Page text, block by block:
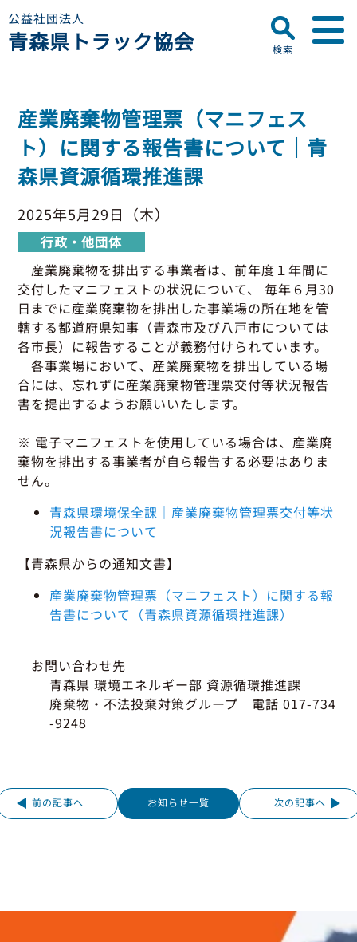
公益社団法人
青森県トラック協会
プロフィール
ディスクロージャー
会員名簿
お知らせ ▼
青森県トラック協会
行政・他団体
助成・補助金
適正化事業
セミナー・研修
適正化事業
適正化事業について
Gマーク制度について
巡回指導について
運行管理者・整備管理者
適正化だより
会員専用ページ ▼
初任運転者特別指導教育
グッドラーニング
運送申込・書面化アプリ
利用申し込み
活動報告・協会報
貸出用ビデオライブラリ
会員メール登録・会員情報変更
保有車両台数変更
一般の皆さまへ ▼
トラック輸送の役割
Gマークとは
引越安心マークとは
プライバシーポリシー
お問い合わせ
検索
産業廃棄物管理票（マニフェス
ト）に関する報告書について｜青
森県資源循環推進課
2025年5月29日（木）
行政・他団体
産業廃棄物を排出する事業者は、前年度１年間に
交付したマニフェストの状況について、 毎年６月30
日までに産業廃棄物を排出した事業場の所在地を管
轄する都道府県知事（青森市及び八戸市については
各市長）に報告することが義務付けられています。
各事業場において、産業廃棄物を排出している場
合には、忘れずに産業廃棄物管理票交付等状況報告
書を提出するようお願いいたします。
※ 電子マニフェストを使用している場合は、産業廃
棄物を排出する事業者が自ら報告する必要はありま
せん。
青森県環境保全課｜産業廃棄物管理票交付等状
況報告書について
【青森県からの通知文書】
産業廃棄物管理票（マニフェスト）に関する報
告書について（青森県資源循環推進課）
お問い合わせ先
青森県 環境エネルギー部 資源循環推進課
廃棄物・不法投棄対策グループ 電話 017-734
-9248
前の記事へ お知らせ一覧 次の記事へ